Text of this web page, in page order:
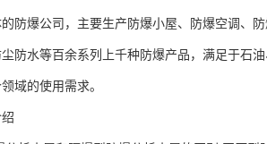
防爆公司，主要生产防爆小屋、防爆空调、
防水等百余系列上千种防爆产品，满足于石
域的使用需求。